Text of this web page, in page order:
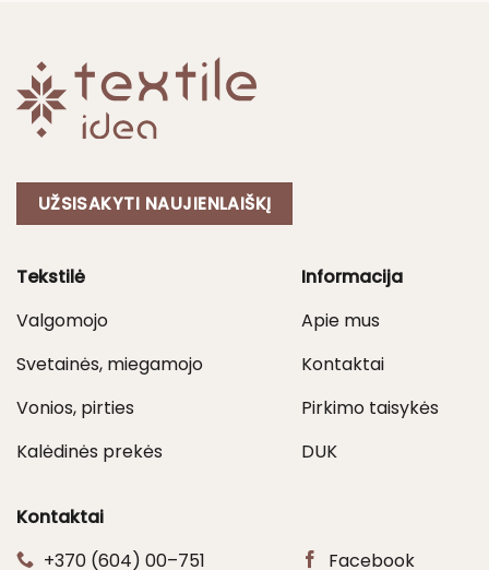
UŽSISAKYTI NAUJIENLAIŠKĮ
Tekstilė
Valgomojo
Svetainės, miegamojo
Vonios, pirties
Kalėdinės prekės
Informacija
Apie mus
Kontaktai
Pirkimo taisykės
DUK
Kontaktai
+370 (604) 00–751
Facebook